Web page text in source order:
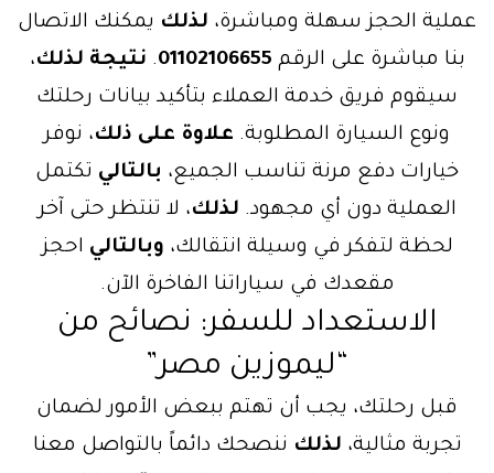
عملية الحجز سهلة ومباشرة، لذلك يمكنك الاتصال
بنا مباشرة على الرقم 01102106655
. نتيجة لذلك،
سيقوم فريق خدمة العملاء بتأكيد بيانات رحلتك
ونوع السيارة المطلوبة. علاوة على ذلك، نوفر
خيارات دفع مرنة تناسب الجميع، بالتالي تكتمل
العملية دون أي مجهود. لذلك، لا تنتظر حتى آخر
لحظة لتفكر في وسيلة انتقالك، وبالتالي احجز
مقعدك في سياراتنا الفاخرة الآن.
الاستعداد للسفر: نصائح من
“ليموزين مصر”
قبل رحلتك، يجب أن تهتم ببعض الأمور لضمان
تجربة مثالية، لذلك ننصحك دائماً بالتواصل معنا